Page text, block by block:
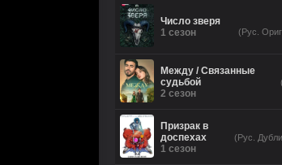
Число зверя
1 сезон
(Рус.
Между / Связанные
судьбой
2 сезон
Призрак в
доспехах
1 сезон
(Рус.